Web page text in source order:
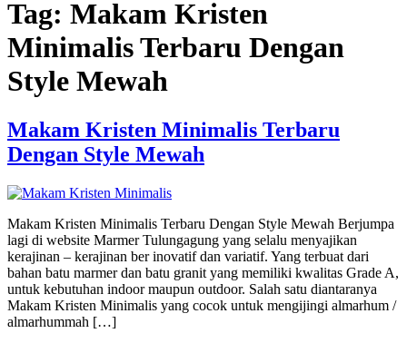
Tag: Makam Kristen
Minimalis Terbaru Dengan
Style Mewah
Makam Kristen Minimalis Terbaru
Dengan Style Mewah
Makam Kristen Minimalis Terbaru Dengan Style Mewah Berjumpa
lagi di website Marmer Tulungagung yang selalu menyajikan
kerajinan – kerajinan ber inovatif dan variatif. Yang terbuat dari
bahan batu marmer dan batu granit yang memiliki kwalitas Grade A,
untuk kebutuhan indoor maupun outdoor. Salah satu diantaranya
Makam Kristen Minimalis yang cocok untuk mengijingi almarhum /
almarhummah […]